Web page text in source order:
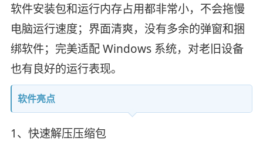
软件安装包和运行内存占用都非常小，不会拖慢
电脑运行速度；界面清爽，没有多余的弹窗和捆
绑软件；完美适配 Windows 系统，对老旧设备
也有良好的运行表现。
软件亮点
1、快速解压压缩包